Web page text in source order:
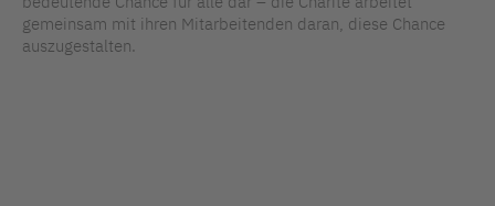
gemeinsam mit ihren Mitarbeitenden daran, diese Chance
auszugestalten.